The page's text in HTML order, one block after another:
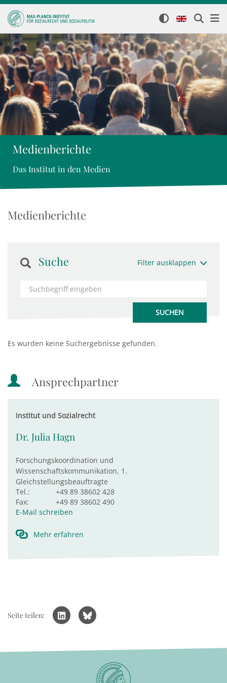
Medienberichte
Das Institut in den Medien
Medienberichte
Suche Filter ausklappen
Es wurden keine Suchergebnisse gefunden.
Ansprechpartner
Institut und Sozialrecht
Dr. Julia Hagn
Forschungskoordination und
Wissenschaftskommunikation, 1.
Gleichstellungsbeauftragte
Tel.:
+49 89 38602 428
Fax:
+49 89 38602 490
E-Mail schreiben
Mehr erfahren
Seite teilen: